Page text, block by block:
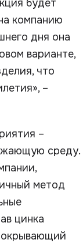
будет
компанию
дня она
варианте,
что
–
–
среду.
метод
цинка